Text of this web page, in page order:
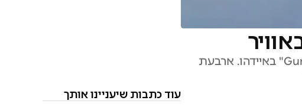
שני מטוסי F-18 Growler של חיל הים האמריקני התנגשו באוויר במהלך מופע "Gunfighter Skies" באיידהו. ארבעת
עוד כתבות שיעניינו אותך